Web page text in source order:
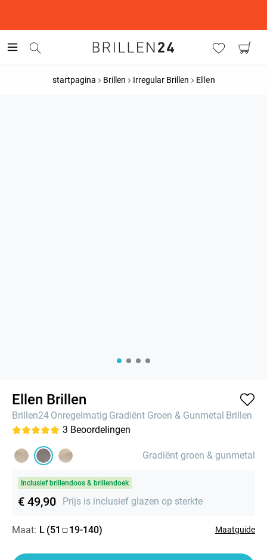
startpagina Brillen Irregular Brillen Ellen
Ellen Brillen
Brillen24 Onregelmatig Gradiënt Groen & Gunmetal Brillen
3 Beoordelingen
Gradiënt groen & gunmetal
Inclusief brillendoos & brillendoek
€ 49,90 Prijs is inclusief glazen op sterkte
Maat: L (51 19-140) Maatguide